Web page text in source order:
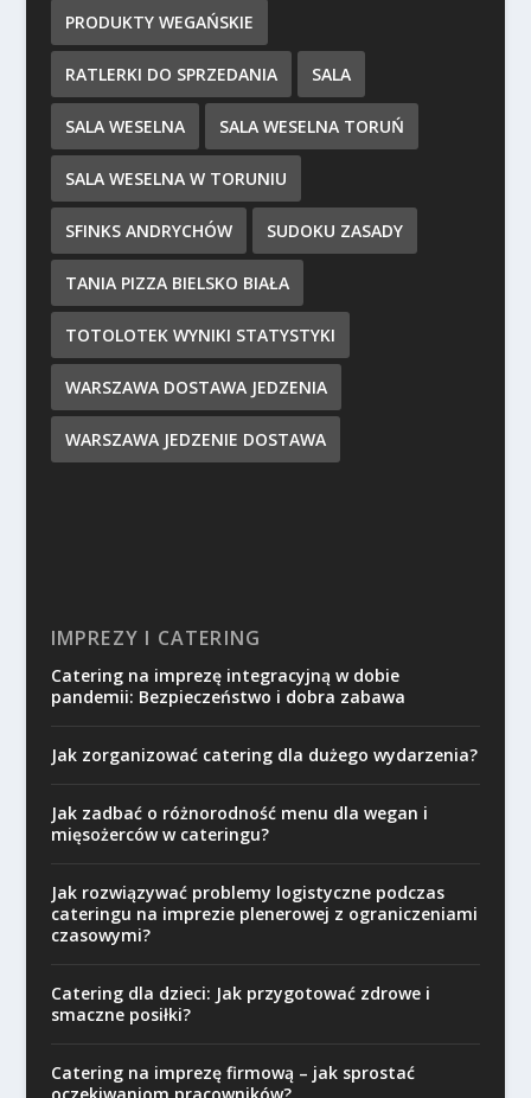
PRODUKTY WEGAŃSKIE
RATLERKI DO SPRZEDANIA SALA
SALA WESELNA SALA WESELNA TORUŃ
SALA WESELNA W TORUNIU
SFINKS ANDRYCHÓW SUDOKU ZASADY
TANIA PIZZA BIELSKO BIAŁA
TOTOLOTEK WYNIKI STATYSTYKI
WARSZAWA DOSTAWA JEDZENIA
WARSZAWA JEDZENIE DOSTAWA
IMPREZY I CATERING
Catering na imprezę integracyjną w dobie
pandemii: Bezpieczeństwo i dobra zabawa
Jak zorganizować catering dla dużego wydarzenia?
Jak zadbać o różnorodność menu dla wegan i
mięsożerców w cateringu?
Jak rozwiązywać problemy logistyczne podczas
cateringu na imprezie plenerowej z ograniczeniami
czasowymi?
Catering dla dzieci: Jak przygotować zdrowe i
smaczne posiłki?
Catering na imprezę firmową – jak sprostać